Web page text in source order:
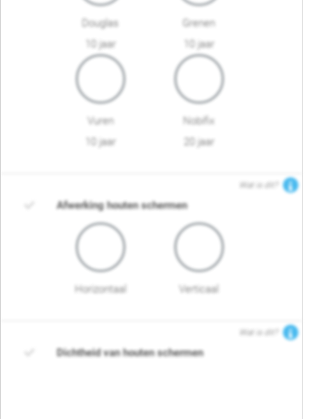
Douglas
10 jaar
Grenen
10 jaar
Vuren
10 jaar
Nobifix
20 jaar
Wat is dit?
Afwerking houten schermen
Horizontaal Verticaal
Wat is dit?
Dichtheid van houten schermen